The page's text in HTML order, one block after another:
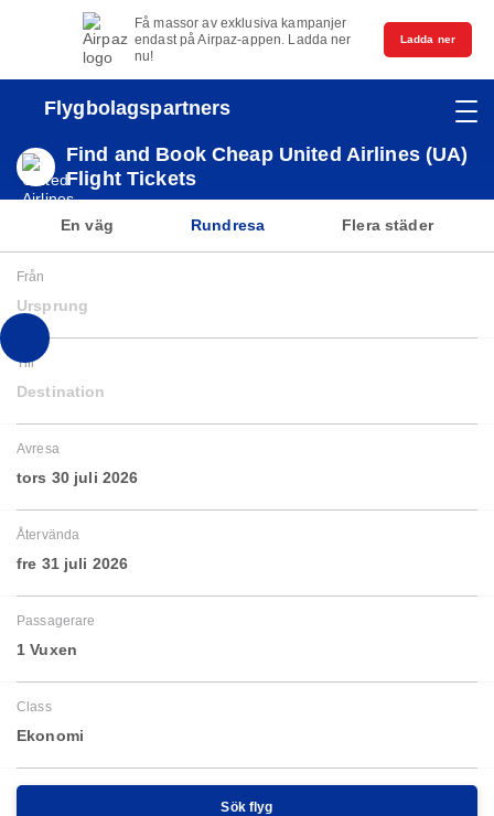
Få massor av exklusiva kampanjer
endast på Airpaz-appen. Ladda ner
nu!
Ladda ner
Flygbolagspartners
Find and Book Cheap United Airlines (UA)
Flight Tickets
En väg Rundresa Flera städer
Från
Ursprung
Till
Destination
Avresa
tors 30 juli 2026
Återvända
fre 31 juli 2026
Passagerare
1 Vuxen
Class
Ekonomi
Sök flyg